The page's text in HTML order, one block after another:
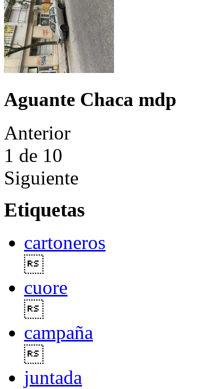
Aguante Chaca mdp
Anterior
1 de 10
Siguiente
Etiquetas
cartoneros
cuore
campaña
juntada